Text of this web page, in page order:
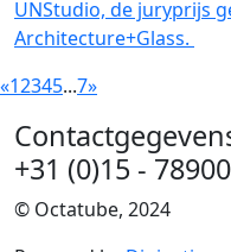
UNStudio, de juryprijs
Architecture+Glass.
«12345...7»
+31 (0)15 -
© Octatube, 2024